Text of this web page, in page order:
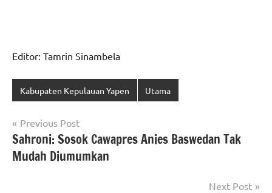
Editor: Tamrin Sinambela
Kabupaten Kepulauan Yapen Utama
Navigasi
pos
Previous Post
Sahroni: Sosok Cawapres Anies Baswedan Tak
Mudah Diumumkan
Next Post